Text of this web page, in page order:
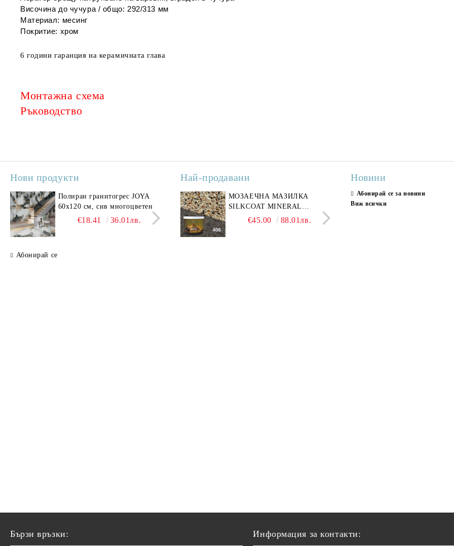
Височина до чучура / общо: 292/313 мм
Материал: месинг
Покритие: хром
6 години гаранция на керамичната глава
Монтажна схема
Ръководство
Нови продукти
Полиран гранитогрес JOYA
60x120 см, сив многоцветен
€18.41 36.01лв.
Полиран гранитогрес
SAVONA GREY 60x120 см,
светло сив мрамор
€22.50 44.01лв.
Гранитогрес LESY GREY
GOLD 60х120см, тип
Абонирай се
Най-продавани
МОЗАЕЧНА МАЗИЛКА
SILKCOAT MINERAL
PLASTER STONE, СИТЕН
€45.00 88.01лв.
СТЕННИ ПЛОЧКИ
30X90CM, ГЛАНЦ
Новини
Абонирай се за новини
Виж всички
Бързи връзки:
Информация за контакти: